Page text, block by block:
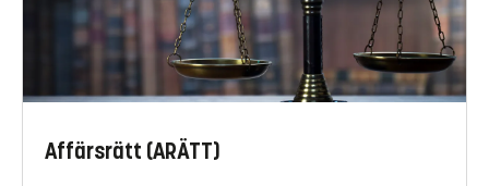
Affärsrätt (ARÄTT)